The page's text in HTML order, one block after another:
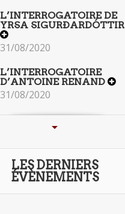
L’INTERROGATOIRE DE
YRSA SIGURÐARDÓTTIR
31/08/2020
L’INTERROGATOIRE
D’ANTOINE RENAND
31/08/2020
LES DERNIERS
ÉVÈNEMENTS